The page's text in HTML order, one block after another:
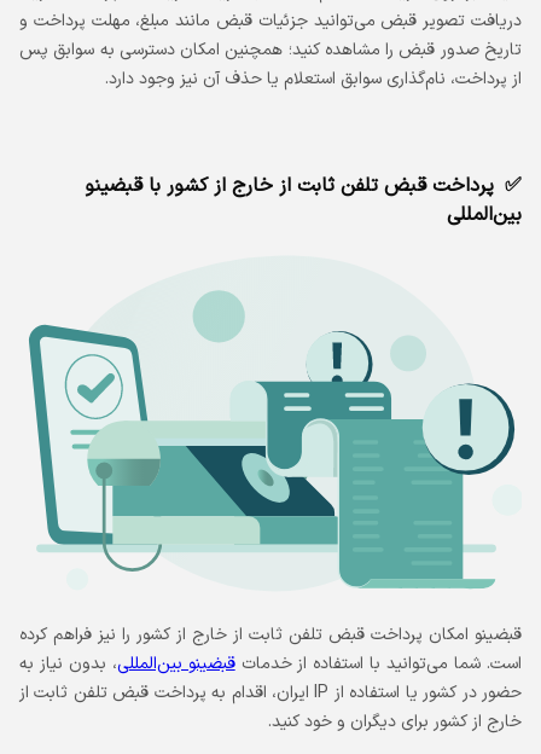
دریافت تصویر قبض می‌توانید جزئیات قبض مانند مبلغ، مهلت پرداخت و
تاریخ صدور قبض را مشاهده کنید؛ همچنین امکان دسترسی به سوابق پس
از پرداخت، نام‌گذاری سوابق استعلام یا حذف آن نیز وجود دارد.
پرداخت قبض تلفن ثابت از خارج از کشور با قبضینو
بین‌المللی
قبضینو امکان پرداخت قبض تلفن ثابت از خارج از کشور را نیز فراهم کرده
است. شما می‌توانید با استفاده از خدماتقبضینو بین‌المللی، بدون نیاز به
حضور در کشور یا استفاده از IP ایران، اقدام به پرداخت قبض تلفن ثابت از
خارج از کشور برای دیگران و خود کنید.